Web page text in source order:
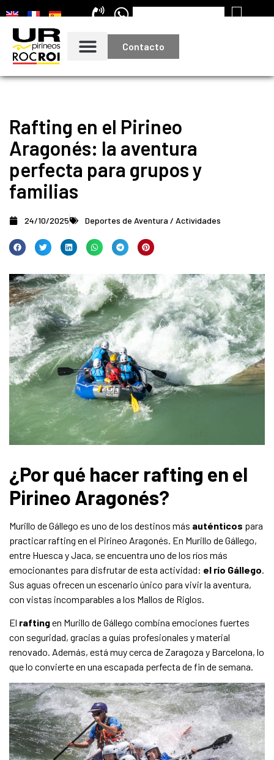
Contacto
Rafting en el Pirineo
Aragonés: la aventura
perfecta para grupos y
familias
24/10/2025 Deportes de Aventura / Actividades
¿Por qué hacer rafting en el
Pirineo Aragonés?
Murillo de Gállego es uno de los destinos más auténticos para
practicar rafting en el Pirineo Aragonés. En Murillo de Gállego,
entre Huesca y Jaca, se encuentra uno de los ríos más
emocionantes para disfrutar de esta actividad: el río Gállego
Sus aguas ofrecen un escenario único para vivir la aventura,
con vistas incomparables a los Mallos de Riglos.
El raftingen Murillo de Gállego combina emociones fuertes
con seguridad, gracias a guías profesionales y material
renovado. Además, está muy cerca de Zaragoza y Barcelona, lo
que lo convierte en una escapada perfecta de fin de semana.